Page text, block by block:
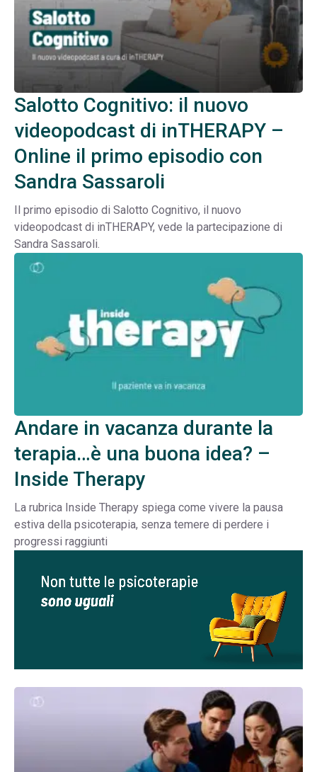
Salotto Cognitivo: il nuovo
videopodcast di inTHERAPY –
Online il primo episodio con
Sandra Sassaroli
Il primo episodio di Salotto Cognitivo, il nuovo
videopodcast di inTHERAPY, vede la partecipazione di
Sandra Sassaroli.
Andare in vacanza durante la
terapia…è una buona idea? –
Inside Therapy
La rubrica Inside Therapy spiega come vivere la pausa
estiva della psicoterapia, senza temere di perdere i
progressi raggiunti